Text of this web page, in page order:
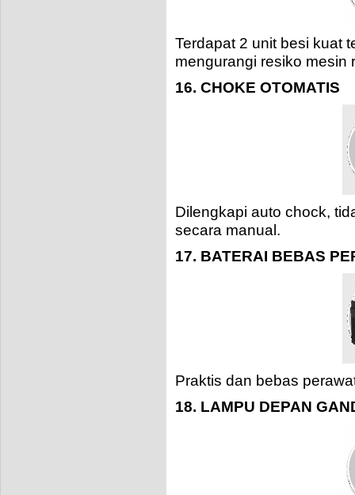
Terdapat 2 unit besi kuat
mengurangi resiko mesin
16. CHOKE OTOMATIS
Dilengkapi auto chock,
secara manual.
17. BATERAI BEBAS
Praktis dan bebas
18. LAMPU DEPAN